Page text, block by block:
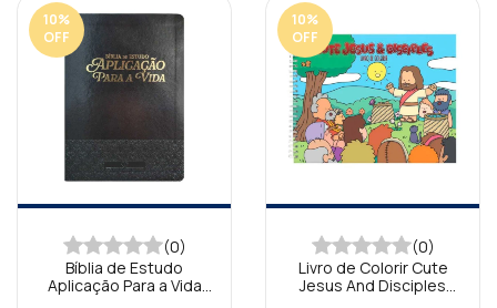
10%
OFF
(0)
Bíblia de Estudo
Aplicação Para a Vida
10%
OFF
(0)
Livro de Colorir Cute
Jesus And Disciples